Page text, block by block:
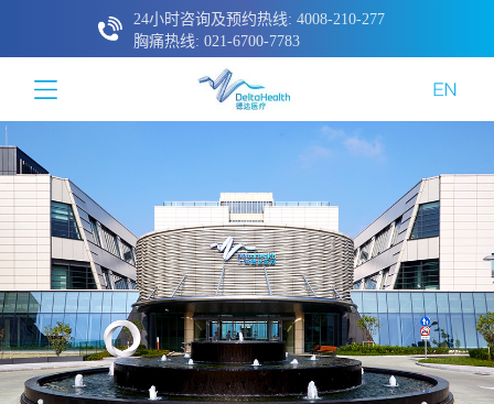
24小时咨询及预约热线: 4008-210-277
胸痛热线: 021-6700-7783